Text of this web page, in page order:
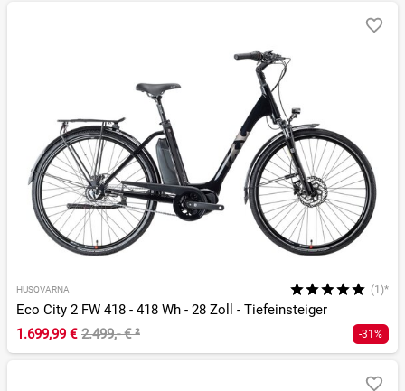
HUSQVARNA (1)*
Eco City 2 FW 418 - 418 Wh - 28 Zoll - Tiefeinsteiger
1.699,99 € 2.499,- €² -31%